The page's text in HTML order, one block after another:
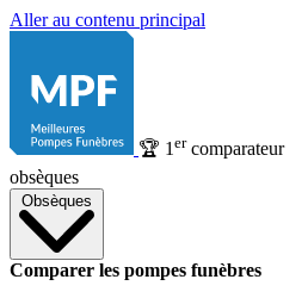
Aller au contenu principal
🏆 1 ercomparateur
obsèques
Obsèques
Comparer les pompes funèbres